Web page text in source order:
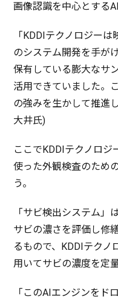
画像認識を中心とするAI
「KDDIテクノロジーは
のシステム開発を手が
保有 している膨大なサ
活用できていました。
の強みを生かして推進
大井氏)
ここでKDDIテクノロジ
使った外観検査のため
う。
「サビ検出システム」
サビの濃さを評価し修
るもので、KDDIテクノ
用いてサビの濃度を定
「このAIエンジンを ド